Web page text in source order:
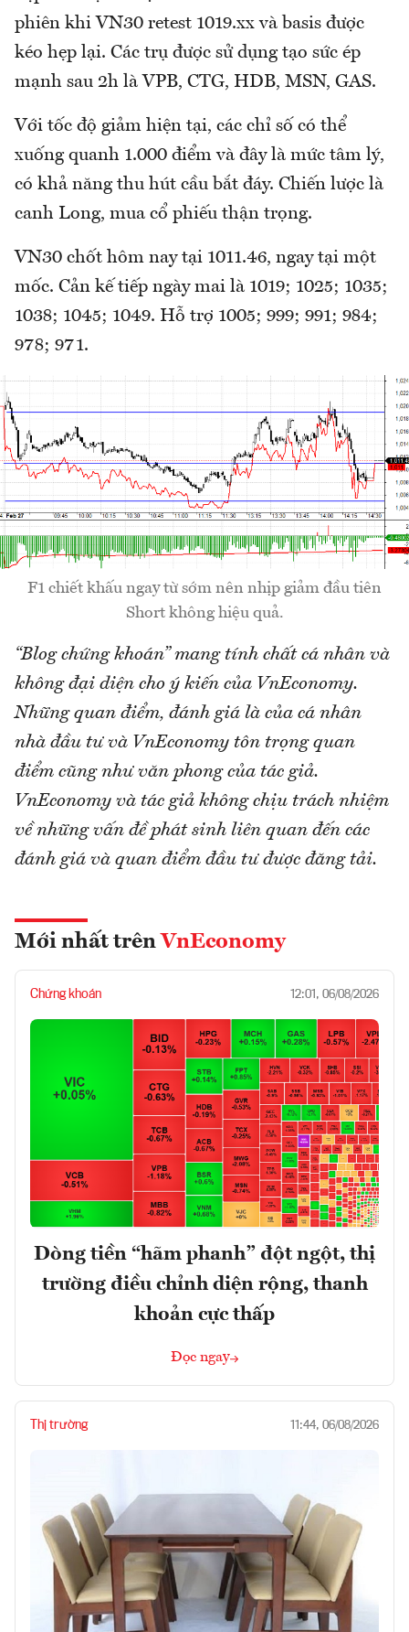
phiên khi VN30 retest 1019.xx và basis được
kéo hẹp lại. Các trụ được sử dụng tạo sức ép
mạnh sau 2h là VPB, CTG, HDB, MSN, GAS.
Với tốc độ giảm hiện tại, các chỉ số có thể
xuống quanh 1.000 điểm và đây là mức tâm lý,
có khả năng thu hút cầu bắt đáy. Chiến lược là
canh Long, mua cổ phiếu thận trọng.
VN30 chốt hôm nay tại 1011.46, ngay tại một
mốc. Cản kế tiếp ngày mai là 1019; 1025; 1035;
1038; 1045; 1049. Hỗ trợ 1005; 999; 991; 984;
978; 971.
F1 chiết khấu ngay từ sớm nên nhịp giảm đầu tiên
Short không hiệu quả.
“Blog chứng khoán” mang tính chất cá nhân và
không đại diện cho ý kiến của VnEconomy.
Những quan điểm, đánh giá là của cá nhân
nhà đầu tư và VnEconomy tôn trọng quan
điểm cũng như văn phong của tác giả.
VnEconomy và tác giả không chịu trách nhiệm
về những vấn đề phát sinh liên quan đến các
đánh giá và quan điểm đầu tư được đăng tải.
Mới nhất trên VnEconomy
Chứng khoán 12:01, 06/08/2026
Dòng tiền “hãm phanh” đột ngột, thị
trường điều chỉnh diện rộng, thanh
khoản cực thấp
Đọc ngay
Thị trường 11:44, 06/08/2026